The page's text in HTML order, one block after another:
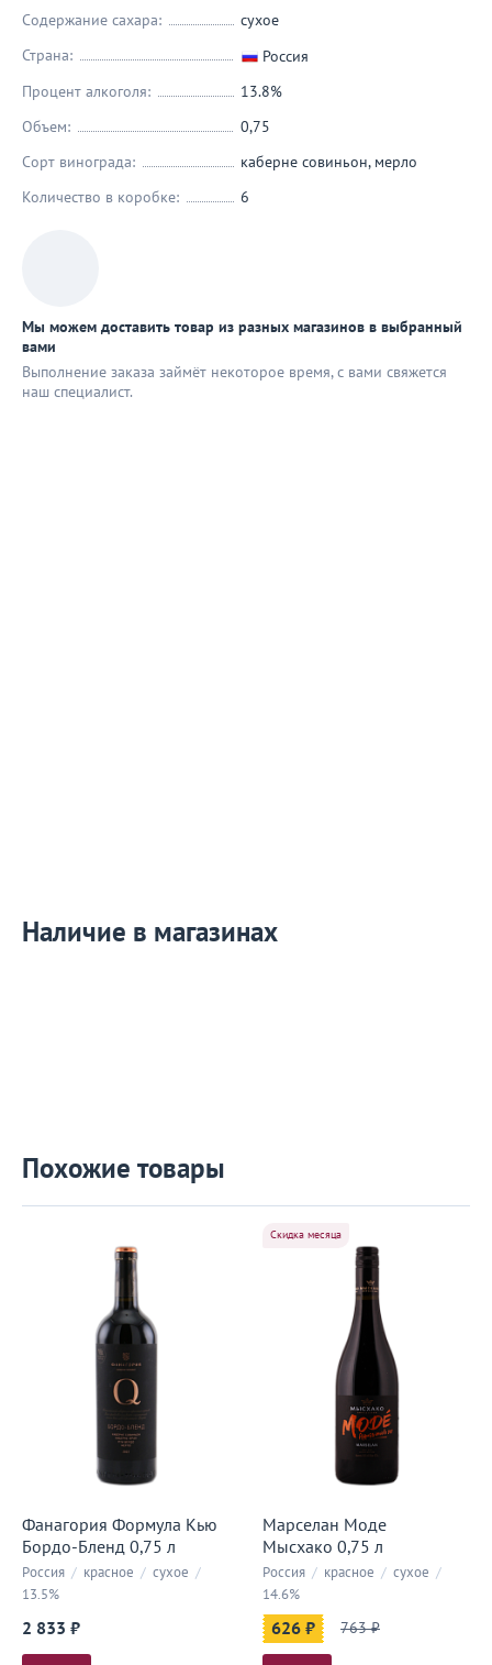
Содержание сахара:
сухое
Страна:
Россия
Процент алкоголя:
13.8%
Объем:
0,75
Сорт винограда:
каберне совиньон, мерло
Количество в коробке:
6
Мы можем доставить товар из разных магазинов в выбранный
вами
Выполнение заказа займёт некоторое время, с вами свяжется
наш специaлист.
Наличие в магазинах
Похожие товары
Фанагория Формула Кью
Бордо-Бленд 0,75 л
Россия / красное / сухое /
13.5%
2 833 ₽
Скидка месяца
Марселан Моде
Мысхако 0,75 л
Россия / красное / сухое /
14.6%
626 ₽ 763 ₽